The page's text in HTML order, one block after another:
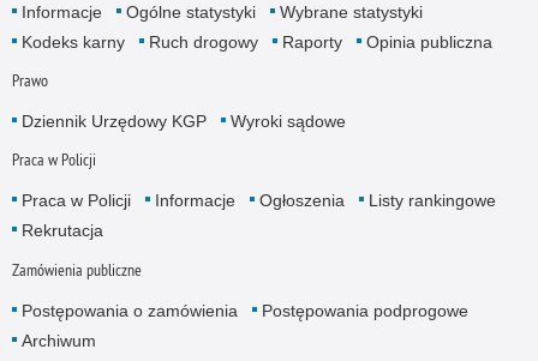
Informacje Ogólne statystyki
Wybrane statystyki
Kodeks karny
Ruch drogowy Raporty Opinia publiczna
Prawo
Dziennik Urzędowy KGP Wyroki sądowe
Praca w Policji
Praca w Policji Informacje Ogłoszenia
Listy rankingowe
Rekrutacja
Zamówienia publiczne
Postępowania o zamówienia
Postępowania podprogowe
Archiwum